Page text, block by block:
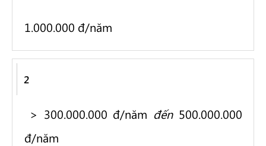
1.000.000 đ/năm
2
> 300.000.000 đ/năm đến500.000.000
đ/năm